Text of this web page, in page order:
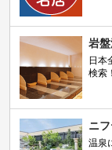
岩
日本
検索！
ニ
温泉